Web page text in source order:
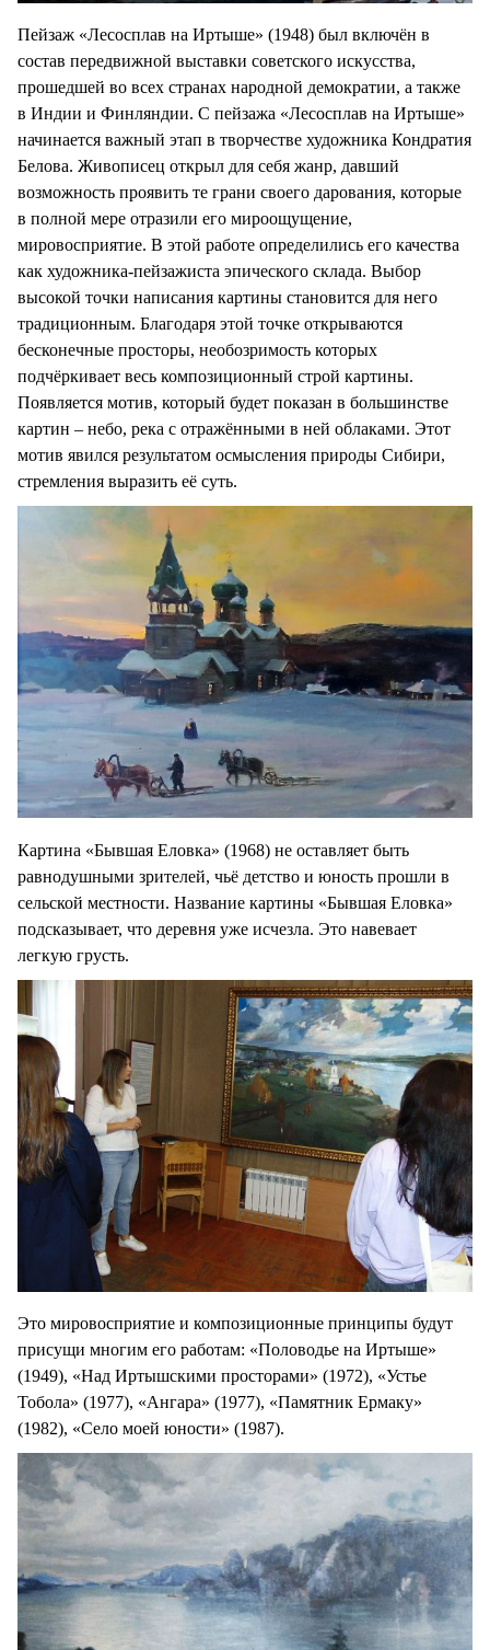
Пейзаж «Лесосплав на Иртыше» (1948) был включён в
состав передвижной выставки советского искусства,
прошедшей во всех странах народной демократии, а также
в Индии и Финляндии. С пейзажа «Лесосплав на Иртыше»
начинается важный этап в творчестве художника Кондратия
Белова. Живописец открыл для себя жанр, давший
возможность проявить те грани своего дарования, которые
в полной мере отразили его мироощущение,
мировосприятие. В этой работе определились его качества
как художника-пейзажиста эпического склада. Выбор
высокой точки написания картины становится для него
традиционным. Благодаря этой точке открываются
бесконечные просторы, необозримость которых
подчёркивает весь композиционный строй картины.
Появляется мотив, который будет показан в большинстве
картин – небо, река с отражёнными в ней облаками. Этот
мотив явился результатом осмысления природы Сибири,
стремления выразить её суть.
Картина «Бывшая Еловка» (1968) не оставляет быть
равнодушными зрителей, чьё детство и юность прошли в
сельской местности. Название картины «Бывшая Еловка»
подсказывает, что деревня уже исчезла. Это навевает
легкую грусть.
Это мировосприятие и композиционные принципы будут
присущи многим его работам: «Половодье на Иртыше»
(1949), «Над Иртышскими просторами» (1972), «Устье
Тобола» (1977), «Ангара» (1977), «Памятник Ермаку»
(1982), «Село моей юности» (1987).